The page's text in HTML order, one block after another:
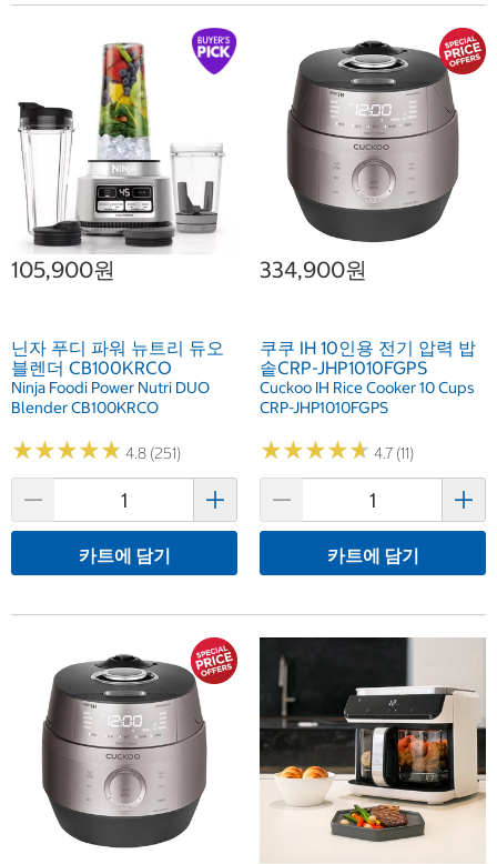
105,900원
닌자 푸디 파워 뉴트리 듀오
블렌더 CB100KRCO
Ninja Foodi Power Nutri DUO
Blender CB100KRCO
★★★★★
★★★★★ 4.8 (251)
카트에 담기
334,900원
쿠쿠 IH 10인용 전기 압력 밥
솥CRP-JHP1010FGPS
Cuckoo IH Rice Cooker 10 Cups
CRP-JHP1010FGPS
★★★★★
★★★★★ 4.7 (11)
카트에 담기